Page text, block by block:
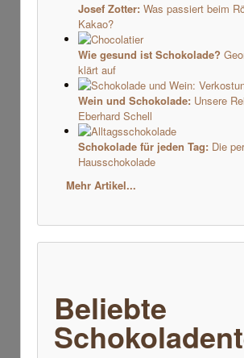
Josef Zotter:Was passiert beim
Kakao?
Wie gesund ist Schokolade?
klärt auf
Wein und Schokolade:Unsere
Eberhard Schell
Schokolade für jeden Tag:Die
Hausschokolade
Mehr Artikel...
Beliebte